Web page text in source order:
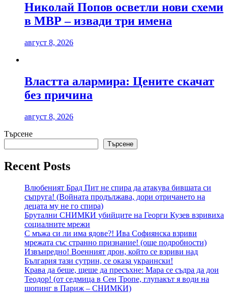
Николай Попов осветли нови схеми
в МВР – извади три имена
август 8, 2026
Властта алармира: Цените скачат
без причина
август 8, 2026
Търсене
Търсене
Recent Posts
Влюбеният Брад Пит не спира да атакува бившата си
съпруга! (Войната продължава, дори отричането на
децата му не го спира)
Брутални СНИМКИ убийците на Георги Кузев взривиха
социалните мрежи
С мъжа си ли има ядове?! Ива Софиянска взриви
мрежата със странно признание! (още подробности)
Извънредно! Военният дрон, който се взриви над
България тази сутрин, се оказа украински!
Крава да беше, щеше да пресъхне: Мара се съдра да дои
Теодор! (от седмица в Сен Тропе, глупакът я води на
шопинг в Париж – СНИМКИ)